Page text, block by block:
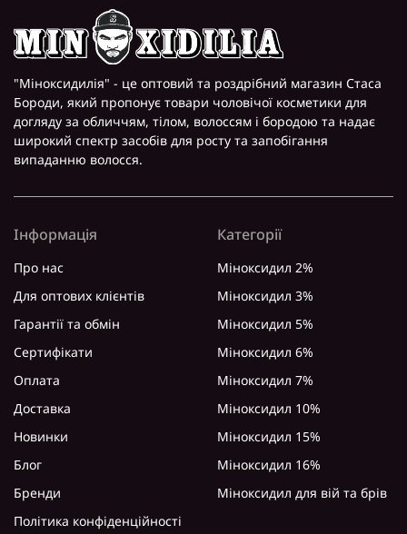
"Міноксидилія" - це оптовий та роздрібний магазин Стаса
Бороди, який пропонує товари чоловічої косметики для
догляду за обличчям, тілом, волоссям і бородою та надає
широкий спектр засобів для росту та запобігання
випаданню волосся.
Інформація
Про нас
Для оптових клієнтів
Гарантії та обмін
Сертифікати
Оплата
Доставка
Новинки
Блог
Бренди
Політика конфіденційності
Категорії
Міноксидил 2%
Міноксидил 3%
Міноксидил 5%
Міноксидил 6%
Міноксидил 7%
Міноксидил 10%
Міноксидил 15%
Міноксидил 16%
Міноксидил для вій та брів